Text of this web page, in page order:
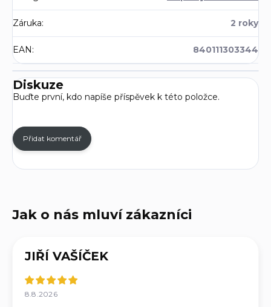
Záruka: 2 roky
EAN: 840111303344
Diskuze
Buďte první, kdo napíše příspěvek k této položce.
Přidat komentář
JIŘÍ VAŠÍČEK
8.8.2026